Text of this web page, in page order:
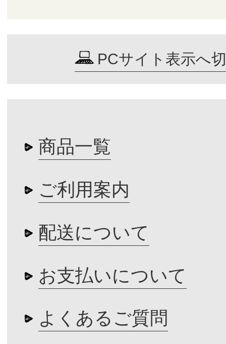
PCサイト表示へ
商品一覧
ご利用案内
配送について
お支払いについて
よくあるご質問